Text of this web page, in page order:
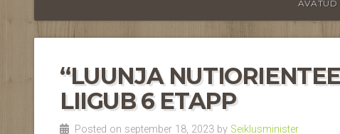
AVATUD
“LUUNJA
LIIGUB 6 ETAPP
Posted on september 18, 2023 by Seiklusminister